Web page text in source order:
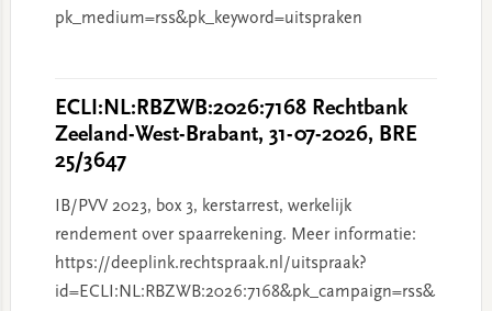
pk_medium=rss&pk_keyword=uitspraken
ECLI:NL:RBZWB:2026:7168 Rechtbank
Zeeland-West-Brabant, 31-07-2026, BRE
25/3647
IB/PVV 2023, box 3, kerstarrest, werkelijk
rendement over spaarrekening. Meer informatie:
https://deeplink.rechtspraak.nl/uitspraak?
id=ECLI:NL:RBZWB:2026:7168&pk_campaign=rss&